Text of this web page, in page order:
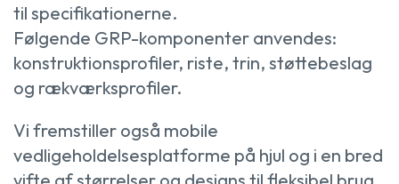
til specifikationerne.
Følgende GRP-komponenter anvendes:
konstruktionsprofiler, riste, trin, støttebeslag
og rækværksprofiler.
Vi fremstiller også mobile
vedligeholdelsesplatforme på hjul og i en bred